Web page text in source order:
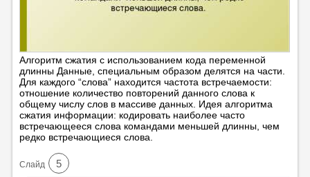
Алгоритм сжатия с использованием кода переменной
длинны Данные, специальным образом делятся на части.
Для каждого “слова” находится частота встречаемости:
отношение количество повторений данного слова к
общему числу слов в массиве данных. Идея алгоритма
сжатия информации: кодировать наиболее часто
встречающееся слова командами меньшей длинны, чем
редко встречающиеся слова.
Cлайд 5